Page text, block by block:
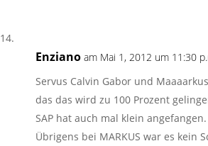
Enziano am Mai 1, 2012 um 11:30
Servus Calvin Gabor und
das das wird zu 100 Prozent
SAP hat auch mal klein angefangen.
Übrigens bei MARKUS war es kein